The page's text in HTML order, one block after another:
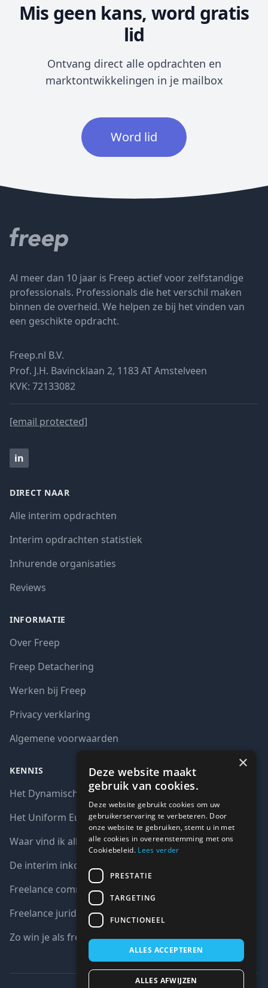
Mis geen kans, word gratis
lid
Ontvang direct alle opdrachten en
marktontwikkelingen in je mailbox
Word lid
Al meer dan 10 jaar is Freep actief voor zelfstandige
professionals. Professionals die het verschil maken
binnen de overheid. We helpen ze bij het vinden van
een geschikte opdracht.
Freep.nl B.V.
Prof. J.H. Bavincklaan 2, 1183 AT Amstelveen
KVK: 72133082
[email protected]
in
DIRECT NAAR
Alle interim opdrachten
Interim opdrachten statistiek
Inhurende organisaties
Reviews
INFORMATIE
Over Freep
Freep Detachering
Werken bij Freep
Privacy verklaring
Algemene voorwaarden
KENNIS
Het Dynamisch aankoopsysteem (DAS)
Het Uniform Europees Aanbestedingsdocument (UEA)
Waar vind ik alle interim opdrachten bij de overheid?
De interim inkoop markt in cijfers
Freelance communicatie vacatures
Freelance juridische vacatures
Zo win je als freelancer een aanbesteding
×
Deze website maakt
gebruik van cookies.
Deze website gebruikt cookies om uw
gebruikerservaring te verbeteren. Door
onze website te gebruiken, stemt u in met
alle cookies in overeenstemming met ons
Cookiebeleid. Lees verder
PRESTATIE
TARGETING
FUNCTIONEEL
ALLES ACCEPTEREN
ALLES AFWIJZEN